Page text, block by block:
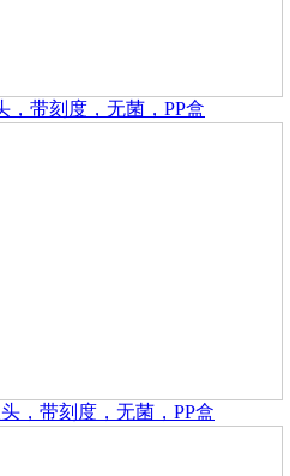
，带刻度，无菌，PP盒
，带刻度，无菌，PP盒